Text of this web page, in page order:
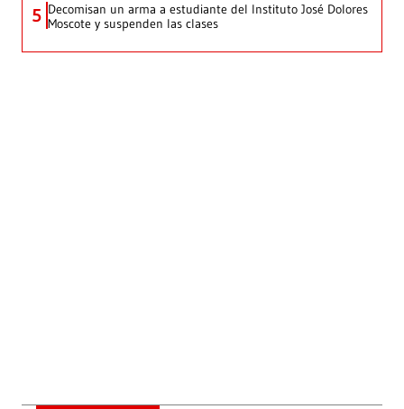
5 Decomisan un arma a estudiante del Instituto José Dolores
Moscote y suspenden las clases